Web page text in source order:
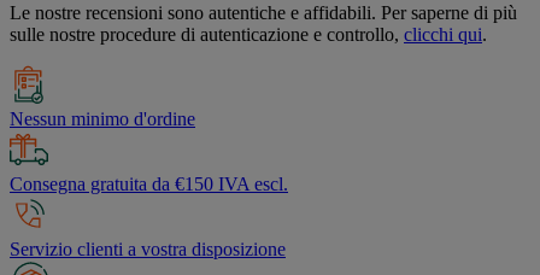
Le nostre recensioni sono autentiche e affidabili. Per saperne di più
sulle nostre procedure di autenticazione e controllo, clicchi qui.
Nessun minimo d'ordine
Consegna gratuita da €150 IVA escl.
Servizio clienti a vostra disposizione